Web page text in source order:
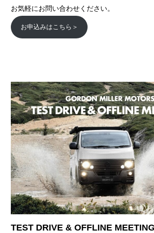
お気軽にお問い合わせください。
お申込みはこちら＞
TEST DRIVE & OFFLINE